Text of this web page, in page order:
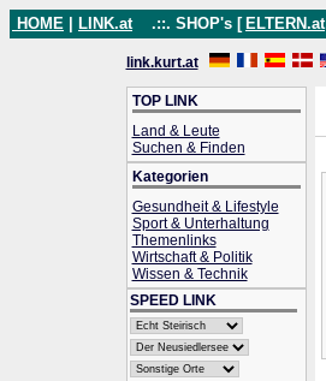
HOME LINK.at .::. SHOP's [ ELTERN.at
link.kurt.at
TOP LINK
Land & Leute
Suchen & Finden
Kategorien
Gesundheit & Lifestyle
Sport & Unterhaltung
Themenlinks
Wirtschaft & Politik
Wissen & Technik
SPEED LINK